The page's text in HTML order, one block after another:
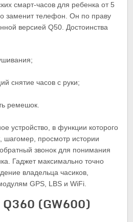
смарт-часов для ребенка от 5
заменит телефон. Он по праву
версией Q50. Достоинства
снятие часов с руки;
ремешок.
устройство, в функции которого
шагомер, просмотр истории
звонок для понимания
Гаджет максимально точно
владельца часиков,
GPS, LBS и WiFi.
(GW600)